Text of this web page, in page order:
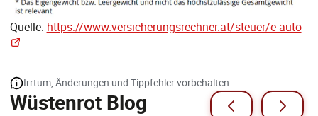
Quelle: https://www.versicherungsrechner.at/steuer/e-auto
Irrtum, Änderungen und Tippfehler vorbehalten.
Wüstenrot Blog